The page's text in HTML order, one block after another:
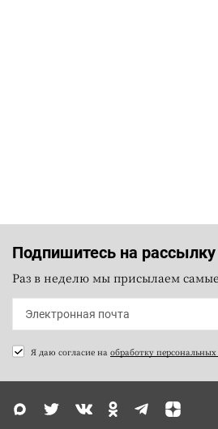
Подпишитесь на рассылку
Раз в неделю мы присылаем
Я даю согласие на обработку